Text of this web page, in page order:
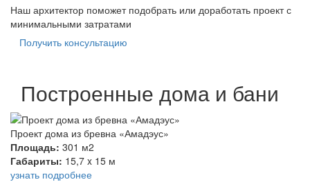
Наш архитектор поможет подобрать или доработать проект с
минимальными затратами
Получить консультацию
Построенные дома и бани
Проект дома из бревна «Амадэус»
Площадь: 301 м2
Габариты: 15,7 x 15 м
узнать подробнее